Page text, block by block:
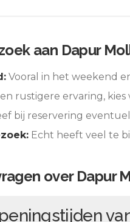
aan Dapur
Vooral in het weekend
rustigere ervaring, kies
bij reservering
Echt heeft veel te
over Dapur